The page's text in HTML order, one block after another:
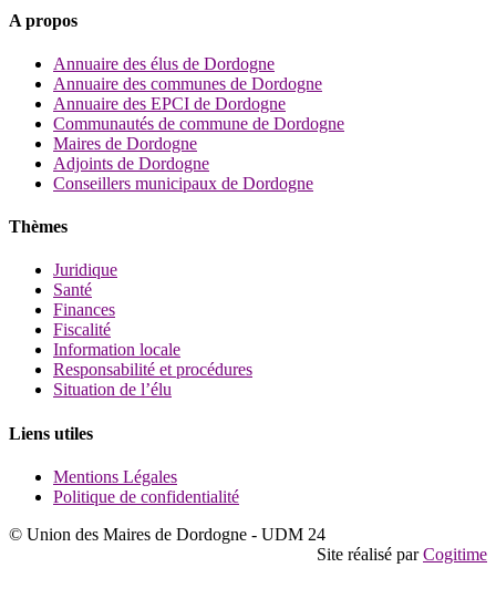
A propos
Annuaire des élus de Dordogne
Annuaire des communes de Dordogne
Annuaire des EPCI de Dordogne
Communautés de commune de Dordogne
Maires de Dordogne
Adjoints de Dordogne
Conseillers municipaux de Dordogne
Thèmes
Juridique
Santé
Finances
Fiscalité
Information locale
Responsabilité et procédures
Situation de l’élu
Liens utiles
Mentions Légales
Politique de confidentialité
© Union des Maires de Dordogne - UDM 24
Site réalisé parCogitime